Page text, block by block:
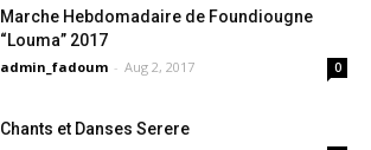
Marche Hebdomadaire de Foundiougne
“Louma” 2017
admin_fadoum - Aug 2, 2017 0
Chants et Danses Serere